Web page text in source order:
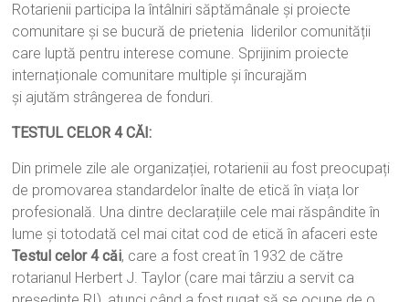
Rotarienii participa la întâlniri săptămânale și proiecte
comunitare și se bucură de prietenia liderilor comunității
care luptă pentru interese comune. Sprijinim proiecte
internaționale comunitare multiple și încurajăm
şi ajutăm strângerea de fonduri.
TESTUL CELOR 4 CĂI:
Din primele zile ale organizației, rotarienii au fost preocupați
de promovarea standardelor înalte de etică în viața lor
profesională. Una dintre declarațiile cele mai răspândite în
lume și totodată cel mai citat cod de etică în afaceri este
Testul celor 4 căi, care a fost creat în 1932 de către
rotarianul Herbert J. Taylor (care mai târziu a servit ca